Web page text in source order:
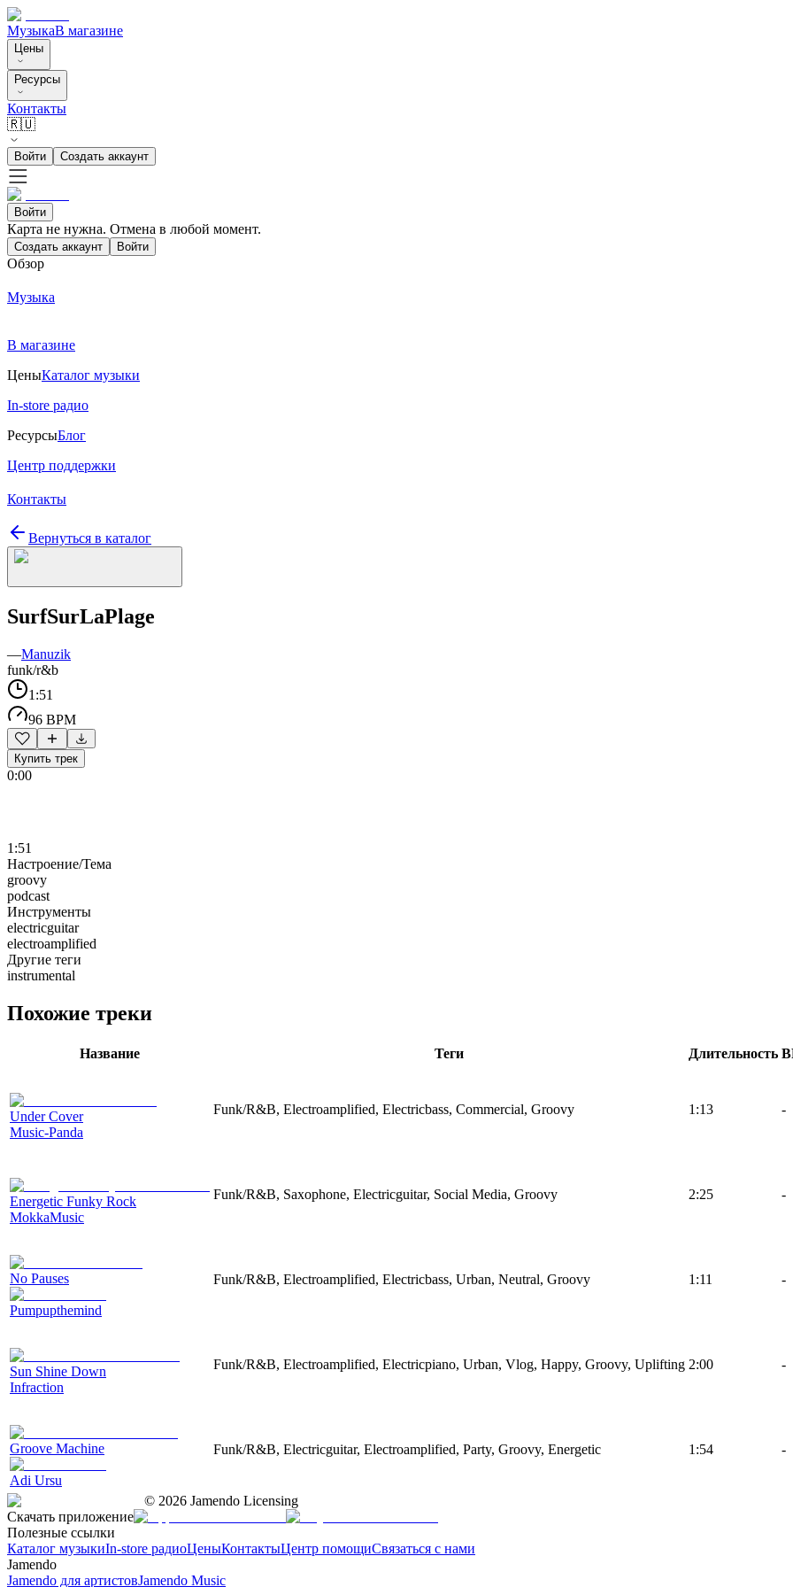
МузыкаВ магазине
Цены
Ресурсы
Контакты
🇷🇺
Войти Создать аккаунт
Войти
Карта не нужна. Отмена в любой момент.
Создать аккаунт Войти
Обзор
Музыка
В магазине
ЦеныКаталог музыки
In-store радио
РесурсыБлог
Центр поддержки
Контакты
Вернуться в каталог
SurfSurLaPlage
—Manuzik
funk/r&b
1:51
96 BPM
Купить трек
0:00
1:51
Настроение/Тема
groovy
podcast
Инструменты
electricguitar
electroamplified
Другие теги
instrumental
Похожие треки
Название Теги Длительность
Under Cover
Music-Panda
Funk/R&B, Electroamplified, Electricbass, Commercial, Groovy 1:13 -
Energetic Funky Rock
MokkaMusic
Funk/R&B, Saxophone, Electricguitar, Social Media, Groovy 2:25 -
No Pauses
Pumpupthemind
Funk/R&B, Electroamplified, Electricbass, Urban, Neutral, Groovy 1:11 -
Sun Shine Down
Infraction
Funk/R&B, Electroamplified, Electricpiano, Urban, Vlog, Happy, Groovy, Uplifting 2:00 -
Groove Machine
Adi Ursu
Funk/R&B, Electricguitar, Electroamplified, Party, Groovy, Energetic 1:54 -
© 2026 Jamendo Licensing
Скачать приложение
Полезные ссылки
Каталог музыкиIn-store радиоЦеныКонтактыЦентр помощиСвязаться с нами
Jamendo
Jamendo для артистовJamendo Music